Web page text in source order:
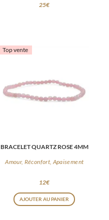
25€
Top vente
BRACELET QUARTZ ROSE 4MM
Amour, Réconfort, Apaisement
12€
AJOUTER AU PANIER